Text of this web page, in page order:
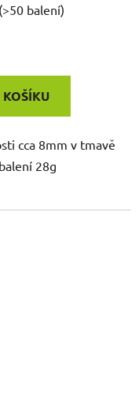
(>50 balení)
cca 8mm v tmavě
28g